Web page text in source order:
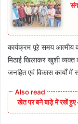
कार्यक्रम पूरे समय आत्मीय
मिठाई खिलाकर खुशी
जनहित एवं विकास कार्यों में
खेत पर बने बाड़े में रखें हुए